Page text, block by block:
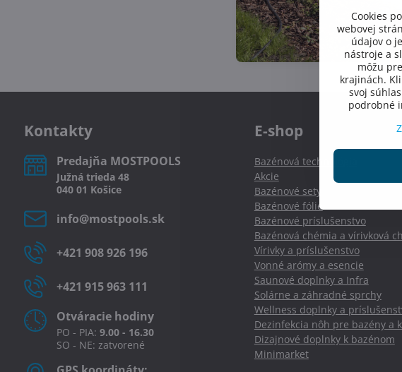
Kontakty
Predajňa MOSTPOOLS
Južná trieda 48
040 01 Košice
info​@mostpools​.sk
+421 908 926 196
+421 915 963 111
Otváracie hodiny
PO - PIA: 9.00 - 16.30
SO - NE: zatvorené
E-shop
Bazénová technológia
Akcie
Bazénové sety
Bazénové fólie
Bazénové príslušenstvo
Bazénová chémia a vírivková
Vírivky a príslušenstvo
Vonné arómy a esencie
Saunové doplnky a Infra
Solárne a záhradné sprchy
Wellness doplnky a
Dezinfekcia nôh pre bazény a
Dizajnové doplnky k bazénom
Minimarket
Cookies
webovej
údajov o
nástroje a
môžu
krajinách.
svoj
podrobné